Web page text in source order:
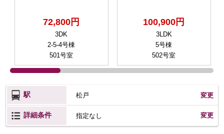
72,800円
3DK
2-5-4号棟
501号室
100,900円
3LDK
5号棟
502号室
駅 松戸 変更
詳細条件 指定なし 変更